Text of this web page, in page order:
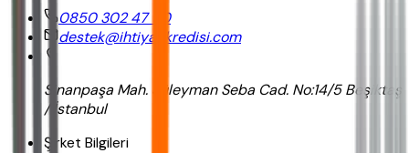
0850 302 47 90
destek@ihtiyackredisi.com
Sinanpaşa Mah. Süleyman Seba Cad. No:14/5 Beşiktaş
/ İstanbul
Şirket Bilgileri